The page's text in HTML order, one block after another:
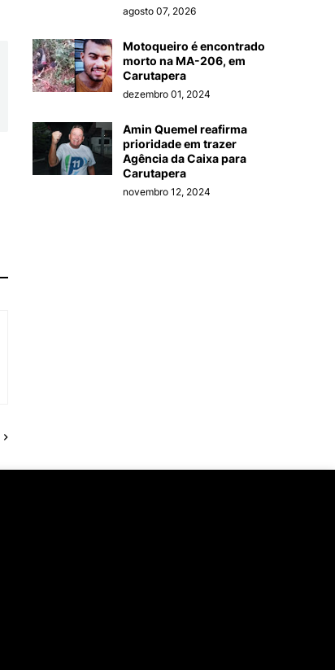
agosto 07, 2026
Motoqueiro é encontrado
morto na MA-206, em
Carutapera
dezembro 01, 2024
Amin Quemel reafirma
prioridade em trazer
Agência da Caixa para
Carutapera
novembro 12, 2024